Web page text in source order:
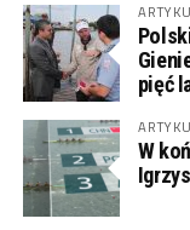
pięć
W